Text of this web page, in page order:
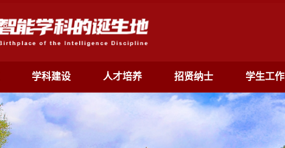
学科建设 人才培养 招贤纳士 学生工作